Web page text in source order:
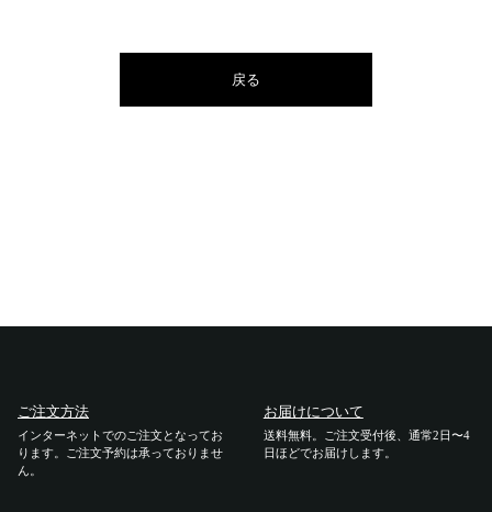
戻る
ご注文方法
インターネットでのご注文となってお
ります。ご注文予約は承っておりませ
ん。
お届けについて
送料無料。ご注文受付後、通常2日〜4
日ほどでお届けします。